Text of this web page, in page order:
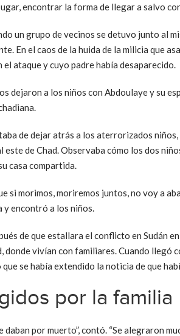
encontrar la forma de llegar a salvo
un grupo de vecinos se detuvo junto al
En el caos de la huida de la milicia que
el ataque y cuyo padre había desaparecido.
dejaron a los niños con Abdoulaye y su
de dejar atrás a los aterrorizados
este de Chad. Observaba cómo los dos
casa compartida.
si morimos, moriremos juntos, no voy a
y encontró a los niños.
de que estallara el conflicto en Sudán
donde vivían con familiares. Cuando llegó
se había extendido la noticia de que
por la familia
daban por muerto”, contó. “Se alegraron